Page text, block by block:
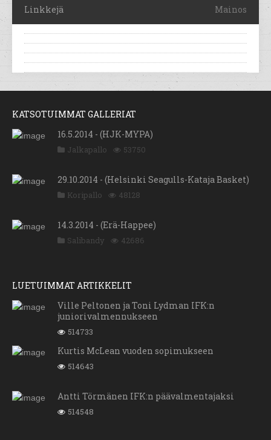
Linkkejä Mainos
KATSOTUIMMAT GALLERIAT
16.5.2014 - (HJK-MYPA)
Jalkapallo 53750
29.10.2014 - (Helsinki Seagulls-Kataja Basket)
Koripallo 48128
14.3.2014 - (Erä-Happee)
Salibandy 42686
LUETUIMMAT ARTIKKELIT
Ville Peltonen ja Toni Lydman IFK:n
juniorivalmennukseen
514733
Kurtis McLean vuoden sopimukseen
514643
Antti Törmänen IFK:n päävalmentajaksi
514548